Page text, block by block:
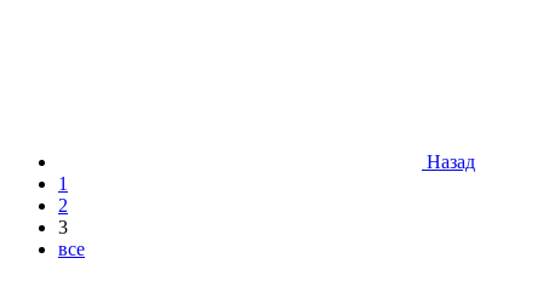
Назад
1
2
3
все